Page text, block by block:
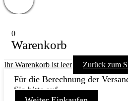
0
Warenkorb
Ihr Warenkorb ist leer Zurück zum
Für die Berechnung der
Sie bitte auf